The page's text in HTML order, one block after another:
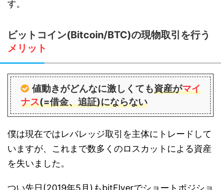
す。
ビットコイン(Bitcoin/BTC)の現物取引を行う
メリット
値動きがどんなに激しくても資産がマイ
ナス(=借金、追証)にならない
僕は現在ではレバレッジ取引を主体にトレードして
いますが、これまで数多くのロスカットによる資産
を失いました。
つい先日(2019年5月)もbitFlyerでショートポジショ